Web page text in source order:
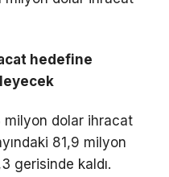
hedefine
milyon dolar ihracat
81,9 milyon
gerisinde kaldı.